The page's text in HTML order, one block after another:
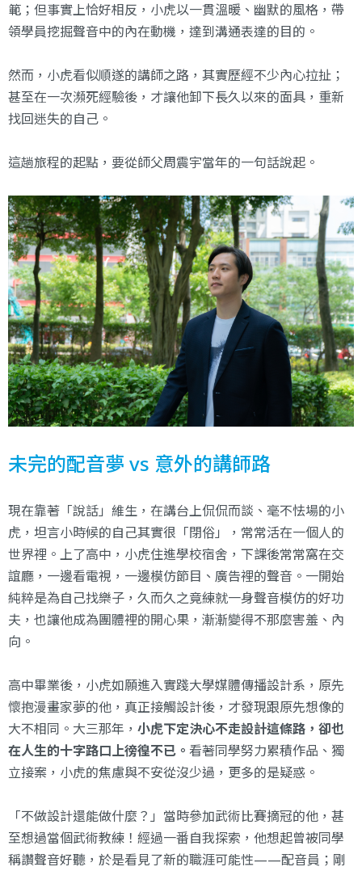
範；但事實上恰好相反，小虎以一貫溫暖、幽默的風格，帶
領學員挖掘聲音中的內在動機，達到溝通表達的目的。
然而，小虎看似順遂的講師之路，其實歷經不少內心拉扯；
甚至在一次瀕死經驗後，才讓他卸下長久以來的面具，重新
找回迷失的自己。
這趟旅程的起點，要從師父周震宇當年的一句話說起。
未完的配音夢 vs 意外的講師路
現在靠著「說話」維生，在講台上侃侃而談、毫不怯場的小
虎，坦言小時候的自己其實很「閉俗」，常常活在一個人的
世界裡。上了高中，小虎住進學校宿舍，下課後常常窩在交
誼廳，一邊看電視，一邊模仿節目、廣告裡的聲音。一開始
純粹是為自己找樂子，久而久之竟練就一身聲音模仿的好功
夫，也讓他成為團體裡的開心果，漸漸變得不那麼害羞、內
向。
高中畢業後，小虎如願進入實踐大學媒體傳播設計系，原先
懷抱漫畫家夢的他，真正接觸設計後，才發現跟原先想像的
大不相同。大三那年， 小虎下定決心不走設計這條路，卻也
在人生的十字路口上徬徨不已。 看著同學努力累積作品、獨
立接案，小虎的焦慮與不安從沒少過，更多的是疑惑。
「不做設計還能做什麼？」當時參加武術比賽摘冠的他，甚
至想過當個武術教練！經過一番自我探索，他想起曾被同學
稱讚聲音好聽，於是看見了新的職涯可能性——配音員；剛